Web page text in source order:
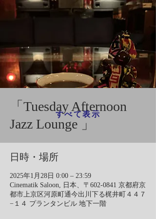
「Tuesday Afternoon
Jazz Lounge 」
日時・場所
2025年1月28日 0:00 – 23:59
Cinematik Saloon, 日本、〒602-0841 京都府京
都市上京区河原町通今出川下る梶井町４４７
−１４ プランタンビル 地下一階
すべて表示